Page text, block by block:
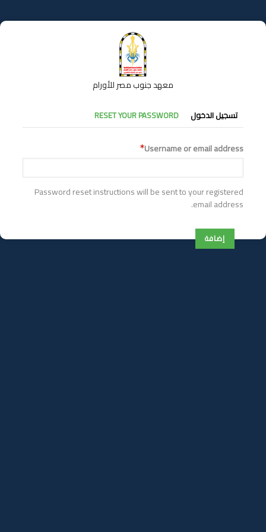
إلى
المحتوى
معهد جنوب مصر للأورام
التبويبات
الأساسية
تسجيل الدخول RESET YOUR PASSWORD
Username or email address
Password reset instructions will be sent to your registered
email address.